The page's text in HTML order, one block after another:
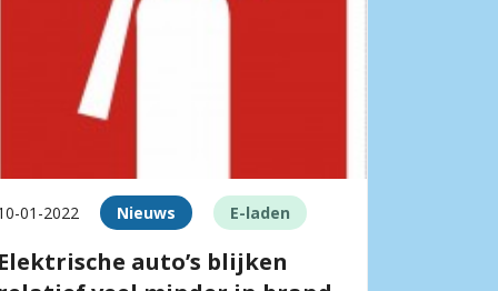
01-2022 Nieuws E-laden
auto’s blijken